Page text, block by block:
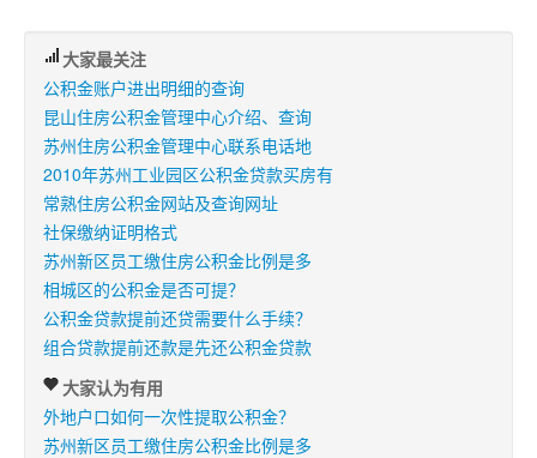
大家最关注
公积金账户进出明细的查询
昆山住房公积金管理中心介绍、查询
苏州住房公积金管理中心联系电话地
2010年苏州工业园区公积金贷款买房有
常熟住房公积金网站及查询网址
社保缴纳证明格式
苏州新区员工缴住房公积金比例是多
相城区的公积金是否可提？
公积金贷款提前还贷需要什么手续？
组合贷款提前还款是先还公积金贷款
大家认为有用
外地户口如何一次性提取公积金？
苏州新区员工缴住房公积金比例是多